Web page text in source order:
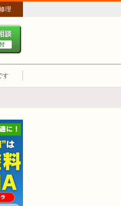
理
お電話でのご相談も大歓迎！匿名での
土日祝も営業しています。
す